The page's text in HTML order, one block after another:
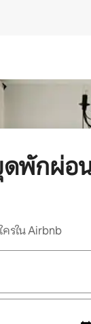
ดพักผ่อ
รใน Airbnb
รือปัด เพื่อสำรวจผล